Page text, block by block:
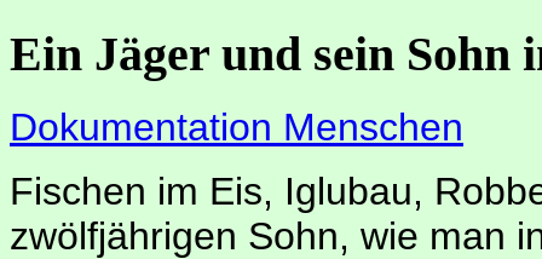
Ein Jäger und sein Sohn
Dokumentation Menschen
Fischen im Eis, Iglubau,
zwölfjährigen Sohn, wie man